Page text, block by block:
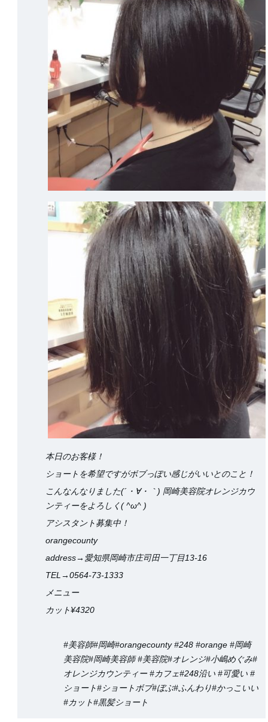
本日のお客様！
ショートを希望ですがボブっぽい感じがいいとのこと！
こんなんなりました(´・∀・｀) 岡崎美容院オレンジカウ
ンティーをよろしく( ^ω^ )
アシスタント募集中！
orangecounty
address→愛知県岡崎市庄司田一丁目13-16
TEL→0564-73-1333
メニュー
カット¥4320
#美容師#岡崎#orangecounty #248 #orange #岡崎
美容院#岡崎美容師 #美容院#オレンジ#小嶋めぐみ#
オレンジカウンティー #カフェ#248沿い #可愛い #
ショート#ショートボブ#ぼぶ#ふんわり#かっこいい
#カット#黒髪ショート